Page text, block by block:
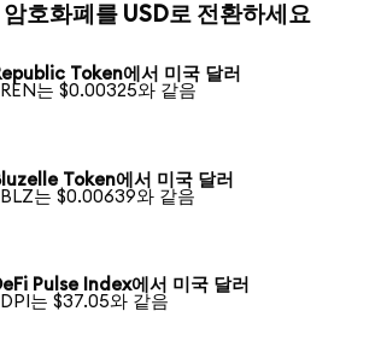
암호화폐를 USD로 전환하세요
Token에서 미국 달러
REN는 $0.00325와 같음
Token에서 미국 달러
BLZ는 $0.00639와 같음
Pulse Index에서 미국 달러
DPI는 $37.05와 같음